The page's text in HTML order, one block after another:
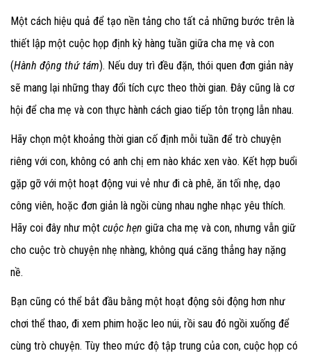
Một cách hiệu quả để tạo nền tảng cho tất cả những bước trên là
thiết lập một cuộc họp định kỳ hàng tuần giữa cha mẹ và con
(Hành động thứ tám). Nếu duy trì đều đặn, thói quen đơn giản này
sẽ mang lại những thay đổi tích cực theo thời gian. Đây cũng là cơ
hội để cha mẹ và con thực hành cách giao tiếp tôn trọng lẫn nhau.
Hãy chọn một khoảng thời gian cố định mỗi tuần để trò chuyện
riêng với con, không có anh chị em nào khác xen vào. Kết hợp buổi
gặp gỡ với một hoạt động vui vẻ như đi cà phê, ăn tối nhẹ, dạo
công viên, hoặc đơn giản là ngồi cùng nhau nghe nhạc yêu thích.
Hãy coi đây như một cuộc hẹn giữa cha mẹ và con, nhưng vẫn giữ
cho cuộc trò chuyện nhẹ nhàng, không quá căng thẳng hay nặng
nề.
Bạn cũng có thể bắt đầu bằng một hoạt động sôi động hơn như
chơi thể thao, đi xem phim hoặc leo núi, rồi sau đó ngồi xuống để
cùng trò chuyện. Tùy theo mức độ tập trung của con, cuộc họp có